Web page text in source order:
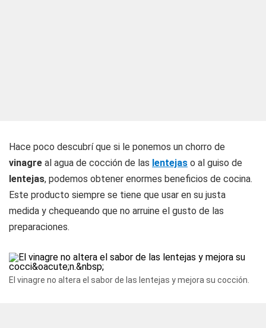
Hace poco descubrí que si le ponemos un chorro de
vinagre al agua de cocción de las lentejas o al guiso de
lentejas, podemos obtener enormes beneficios de cocina.
Este producto siempre se tiene que usar en su justa
medida y chequeando que no arruine el gusto de las
preparaciones.
El vinagre no altera el sabor de las lentejas y mejora su cocción.